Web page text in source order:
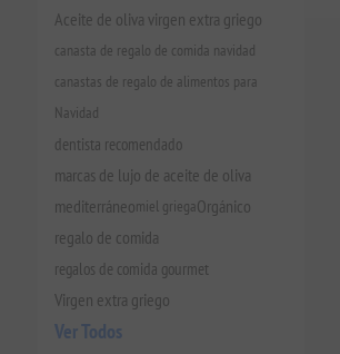
Aceite de oliva virgen extra griego
canasta de regalo de comida navidad
canastas de regalo de alimentos para
Navidad
dentista recomendado
marcas de lujo de aceite de oliva
mediterráneomiel griegaOrgánico
regalo de comida
regalos de comida gourmet
Virgen extra griego
Ver Todos